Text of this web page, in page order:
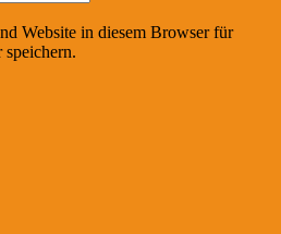
Website in diesem Browser für
speichern.